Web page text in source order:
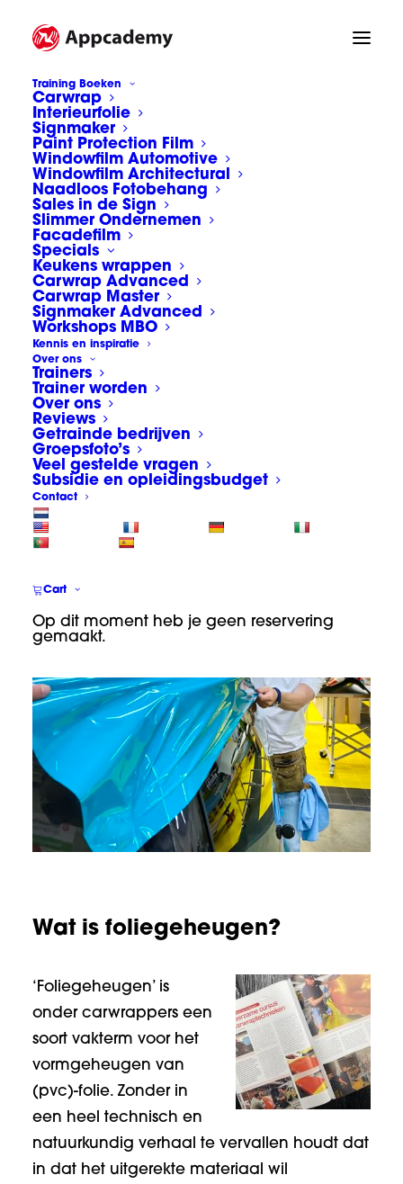
Training Boeken
Carwrap
Interieurfolie
Signmaker
Paint Protection Film
Windowfilm Automotive
Windowfilm Architectural
Naadloos Fotobehang
Sales in de Sign
Slimmer Ondernemen
Facadefilm
Specials
Keukens wrappen
Carwrap Advanced
Carwrap Master
Signmaker Advanced
Workshops MBO
Kennis en inspiratie
Over ons
Trainers
Trainer worden
Over ons
Reviews
Getrainde bedrijven
Groepsfoto’s
Veel gestelde vragen
Subsidie en opleidingsbudget
Contact
Cart
Op dit moment heb je geen reservering
gemaakt.
Houd bij carwrappen
rekening met het
foliegeheugen
Carwrapfolies staan erom bekend dat je ze
(met warmte) fantastisch kunt vervormen en
uitrekken. Bolle buitenspiegels, profileringen,
motorfietsen, extreem gevormde bumpers…
Met een kwalitatieve carwrapfolie kun je
(bijna) alles wrappen. Maar, houd rekening
met het foliegeheugen.
INFO OVER CURSUS CARWRAP
Wat is foliegeheugen?
‘Foliegeheugen’ is
onder carwrappers een
soort vakterm voor het
vormgeheugen van
(pvc)-folie. Zonder in
een heel technisch en
natuurkundig verhaal te vervallen houdt dat
in dat het uitgerekte materiaal wil